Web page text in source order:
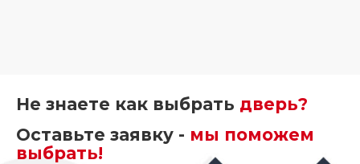
Не знаете как выбрать дверь?
Оставьте заявку - мы поможем
выбрать!